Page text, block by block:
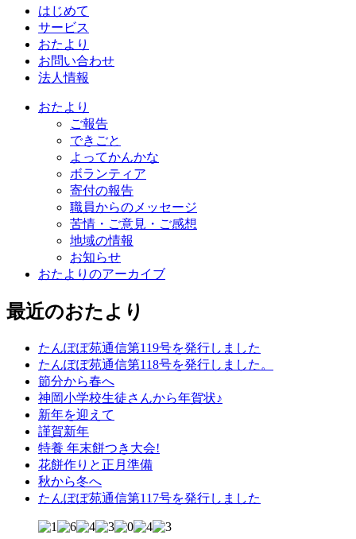
はじめて
サービス
おたより
お問い合わせ
法人情報
おたより
ご報告
できごと
よってかんかな
ボランティア
寄付の報告
職員からのメッセージ
苦情・ご意見・ご感想
地域の情報
お知らせ
おたよりのアーカイブ
最近のおたより
たんぽぽ苑通信第119号を発行しました
たんぽぽ苑通信第118号を発行しました。
節分から春へ
神岡小学校生徒さんから年賀状♪
新年を迎えて
謹賀新年
特養 年末餅つき大会!
花餅作りと正月準備
秋から冬へ
たんぽぽ苑通信第117号を発行しました